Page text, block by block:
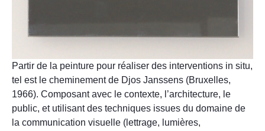
Partir de la peinture pour réaliser des interventions in situ,
tel est le cheminement de Djos Janssens (Bruxelles,
1966). Composant avec le contexte, l’architecture, le
public, et utilisant des techniques issues du domaine de
la communication visuelle (lettrage, lumières,